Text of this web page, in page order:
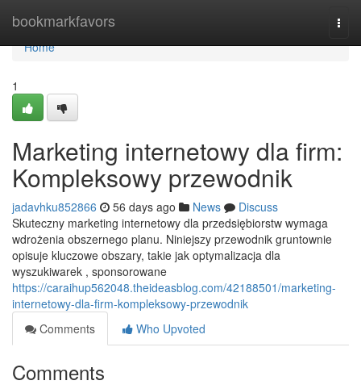
bookmarkfavors
Home
Home
1
Marketing internetowy dla firm:
Kompleksowy przewodnik
jadavhku852866 56 days ago News
Discuss
Skuteczny marketing internetowy dla przedsiębiorstw wymaga
wdrożenia obszernego planu. Niniejszy przewodnik gruntownie
opisuje kluczowe obszary, takie jak optymalizacja dla
wyszukiwarek , sponsorowane
https://caraihup562048.theideasblog.com/42188501/marketing-
internetowy-dla-firm-kompleksowy-przewodnik
Comments
Who Upvoted
Comments